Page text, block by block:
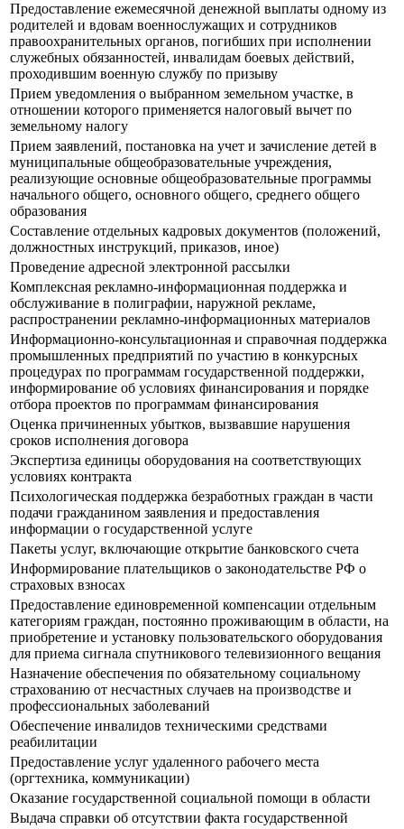
Предоставление ежемесячной денежной выплаты одному из
родителей и вдовам военнослужащих и сотрудников
правоохранительных органов, погибших при исполнении
служебных обязанностей, инвалидам боевых действий,
проходившим военную службу по призыву
Прием уведомления о выбранном земельном участке, в
отношении которого применяется налоговый вычет по
земельному налогу
Прием заявлений, постановка на учет и зачисление детей в
муниципальные общеобразовательные учреждения,
реализующие основные общеобразовательные программы
начального общего, основного общего, среднего общего
образования
Составление отдельных кадровых документов (положений,
должностных инструкций, приказов, иное)
Проведение адресной электронной рассылки
Комплексная рекламно-информационная поддержка и
обслуживание в полиграфии, наружной рекламе,
распространении рекламно-информационных материалов
Информационно-консультационная и справочная поддержка
промышленных предприятий по участию в конкурсных
процедурах по программам государственной поддержки,
информирование об условиях финансирования и порядке
отбора проектов по программам финансирования
Оценка причиненных убытков, вызвавшие нарушения
сроков исполнения договора
Экспертиза единицы оборудования на соответствующих
условиях контракта
Психологическая поддержка безработных граждан в части
подачи гражданином заявления и предоставления
информации о государственной услуге
Пакеты услуг, включающие открытие банковского счета
Информирование плательщиков о законодательстве РФ о
страховых взносах
Предоставление единовременной компенсации отдельным
категориям граждан, постоянно проживающим в области, на
приобретение и установку пользовательского оборудования
для приема сигнала спутникового телевизионного вещания
Назначение обеспечения по обязательному социальному
страхованию от несчастных случаев на производстве и
профессиональных заболеваний
Обеспечение инвалидов техническими средствами
реабилитации
Предоставление услуг удаленного рабочего места
(оргтехника, коммуникации)
Оказание государственной социальной помощи в области
Выдача справки об отсутствии факта государственной